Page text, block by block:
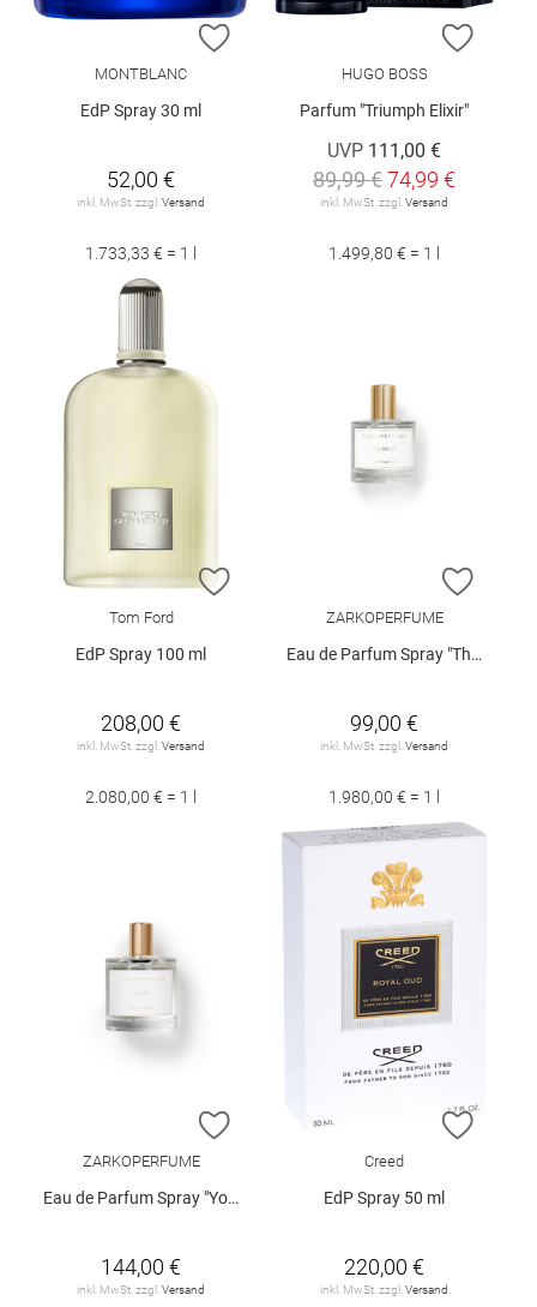
ZUR WUNSCHLISTE HINZUFÜGEN
MONTBLANC
EdP Spray 30 ml
52,00 €
inkl. MwSt. zzgl.Versand
1.733,33 € = 1 l
ZUR
HUGO BOSS
Parfum "Triumph Elixir"
UVP 111,00 €
89,99 €74,99 €
inkl. MwSt. zzgl.Versand
1.499,80 € = 1 l
ZUR WUNSCHLISTE HINZUFÜGEN
Tom Ford
EdP Spray 100 ml
208,00 €
inkl. MwSt. zzgl. Versand
2.080,00 € = 1 l
ZUR
ZARKOPERFUME
Eau de Parfum Spray "The Muse", 50 ml
99,00 €
inkl. MwSt. zzgl. Versand
1.980,00 € = 1 l
ZUR WUNSCHLISTE HINZUFÜGEN
ZARKOPERFUME
Eau de Parfum Spray "Youth", 100 ml
144,00 €
inkl. MwSt. zzgl. Versand
ZUR
Creed
EdP Spray 50 ml
220,00 €
inkl. MwSt. zzgl. Versand